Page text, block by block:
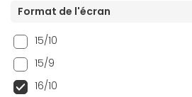
Format de l'écran
15/10
15/9
16/10